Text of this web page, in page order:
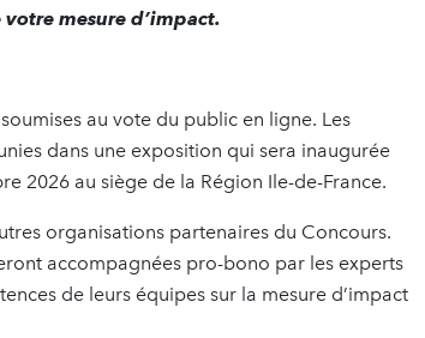
mesure d’impact.
au vote du public en ligne. Les
dans une exposition qui sera inaugurée
2026 au siège de la Région Ile-de-France.
organisations partenaires du Concours.
accompagnées pro-bono par les experts
de leurs équipes sur la mesure d’impact